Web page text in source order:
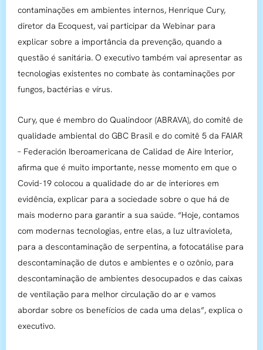
contaminações em ambientes internos, Henrique Cury,
diretor da Ecoquest, vai participar da Webinar para
explicar sobre a importância da prevenção, quando a
questão é sanitária. O executivo também vai apresentar as
tecnologias existentes no combate às contaminações por
fungos, bactérias e vírus.
Cury, que é membro do Qualindoor (ABRAVA), do comitê de
qualidade ambiental do GBC Brasil e do comitê 5 da FAIAR
– Federación Iberoamericana de Calidad de Aire Interior,
afirma que é muito importante, nesse momento em que o
Covid-19 colocou a qualidade do ar de interiores em
evidência, explicar para a sociedade sobre o que há de
mais moderno para garantir a sua saúde. “Hoje, contamos
com modernas tecnologias, entre elas, a luz ultravioleta,
para a descontaminação de serpentina, a fotocatálise para
descontaminação de dutos e ambientes e o ozônio, para
descontaminação de ambientes desocupados e das caixas
de ventilação para melhor circulação do ar e vamos
abordar sobre os benefícios de cada uma delas”, explica o
executivo.